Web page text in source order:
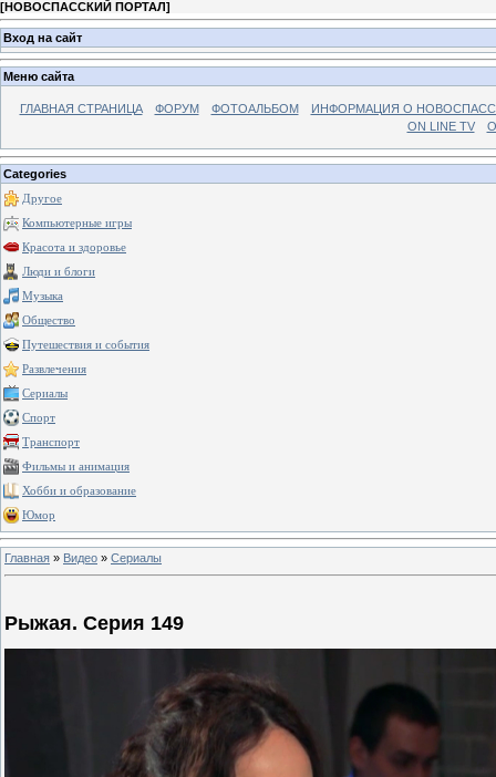
[НОВОСПАССКИЙ ПОРТАЛ]
Вход на сайт
Меню сайта
ГЛАВНАЯ СТРАНИЦА ФОРУМ ФОТОАЛЬБОМ
ИНФОРМАЦИЯ О
ON LINE TV
Categories
Другое
Компьютерные игры
Красота и здоровье
Люди и блоги
Музыка
Общество
Путешествия и события
Развлечения
Сериалы
Спорт
Транспорт
Фильмы и анимация
Хобби и образование
Юмор
Главная » Видео » Сериалы
Рыжая. Серия 149